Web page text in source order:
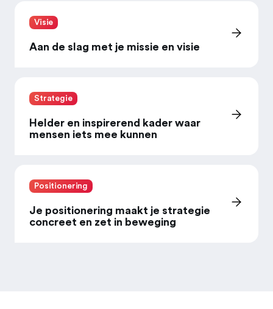
Visie
Aan de slag met je missie en visie
Strategie
Helder en inspirerend kader waar
mensen iets mee kunnen
Positionering
Je positionering maakt je strategie
concreet en zet in beweging